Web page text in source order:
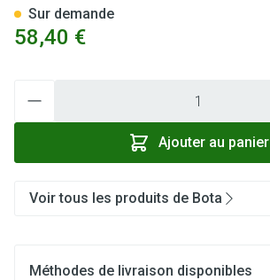
58,40 €
Ajouter au panier
Sur demande
Voir tous les produits de Bota
Méthodes de livraison disponibles